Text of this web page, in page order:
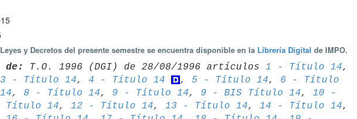
y Decretos del presente semestre se encuentra disponible en la Librería Digital de IMPO.
de: T.O. 1996 (DGI) de 28/08/1996 artículos 1 - Título 14
3 - Título 14, 4 - Título 14 , 5 - Título 14, 6 - Título
, 8 - Título 14, 9 - Título 14, 9 - BIS Título 14, 10 -
Título 14, 12 - Título 14, 13 - Título 14, 14 - Título 14